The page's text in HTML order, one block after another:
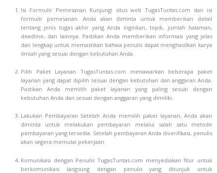
Isi Formulir Pemesanan Kunjungi situs web TugasTuntas.com dan isi
formulir pemesanan. Anda akan diminta untuk memberikan detail
tentang jenis tugas akhir yang Anda inginkan, topik, jumlah halaman,
deadline, dan lainnya. Pastikan Anda memberikan informasi yang jelas
dan lengkap untuk memastikan bahwa penulis dapat menghasilkan karya
ilmiah yang sesuai dengan kebutuhan Anda.
Pilih Paket Layanan TugasTuntas.com menawarkan beberapa paket
layanan yang dapat dipilih sesuai dengan kebutuhan dan anggaran Anda.
Pastikan Anda memilih paket layanan yang paling sesuai dengan
kebutuhan Anda dan sesuai dengan anggaran yang dimiliki.
Lakukan Pembayaran Setelah Anda memilih paket layanan, Anda akan
diminta untuk melakukan pembayaran melalui salah satu metode
pembayaran yang tersedia. Setelah pembayaran Anda diverifikasi, penulis
akan segera memulai pekerjaan.
Komunikasi dengan Penulis TugasTuntas.com menyediakan fitur untuk
berkomunikasi langsung dengan penulis yang ditunjuk untuk